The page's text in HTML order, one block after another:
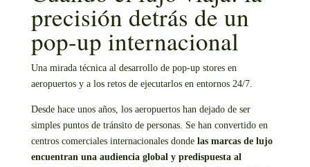
precisión detrás de un
pop-up internacional
Una mirada técnica al desarrollo de pop-up stores en
aeropuertos y a los retos de ejecutarlos en entornos 24/7.
Desde hace unos años, los aeropuertos han dejado de ser
simples puntos de tránsito de personas. Se han convertido en
centros comerciales internacionales donde las marcas de lujo
encuentran una audiencia global y predispuesta al